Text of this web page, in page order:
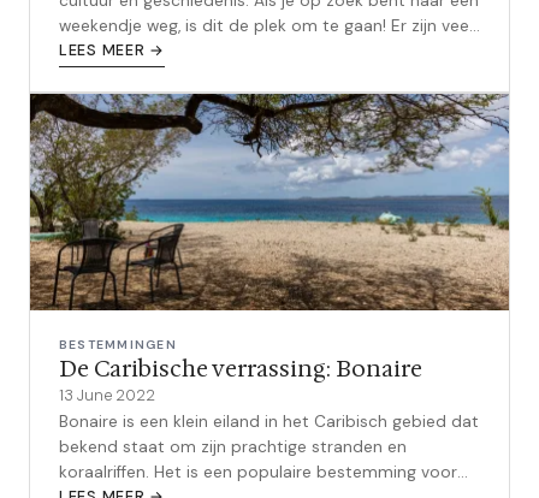
weekendje weg, is dit de plek om te gaan! Er zijn veel
geweldige plekken om ...
LEES MEER →
BESTEMMINGEN
De Caribische verrassing: Bonaire
13 June 2022
Bonaire is een klein eiland in het Caribisch gebied dat
bekend staat om zijn prachtige stranden en
koraalriffen. Het is een populaire bestemming voor